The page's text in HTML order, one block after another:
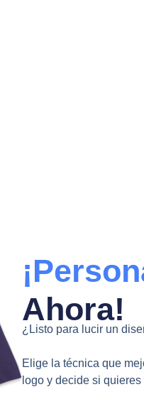
Ahora!
¿Listo para lucir un
Elige la técnica que
logo y decide si